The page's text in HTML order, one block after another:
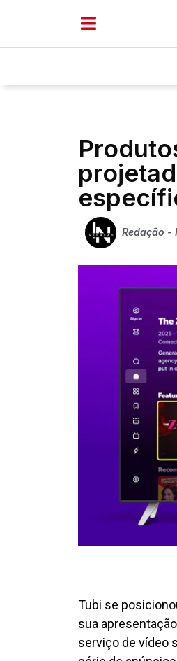
Redação -
Tubi se
sua
serviço de vídeo